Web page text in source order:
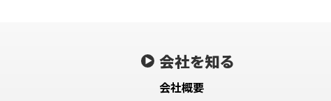
会社を知る
会社概要